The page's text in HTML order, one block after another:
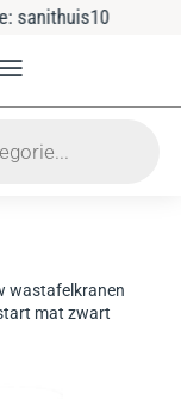
wastafelkranen
mat zwart